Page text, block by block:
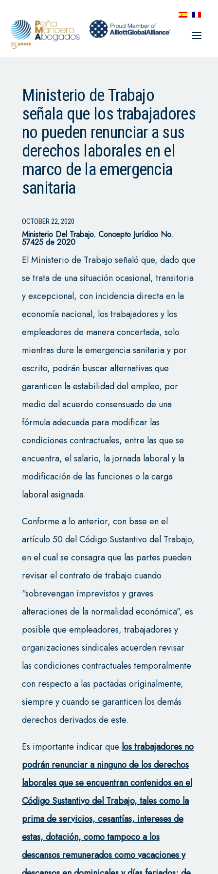
Ministerio de Trabajo
señala que los trabajadores
no pueden renunciar a sus
derechos laborales en el
marco de la emergencia
sanitaria
OCTOBER 22, 2020
Ministerio Del Trabajo. Concepto Jurídico No.
57425 de 2020
El Ministerio de Trabajo señaló que, dado que
se trata de una situación ocasional, transitoria
y excepcional, con incidencia directa en la
economía nacional, los trabajadores y los
empleadores de manera concertada, solo
mientras dure la emergencia sanitaria y por
escrito, podrán buscar alternativas que
garanticen la estabilidad del empleo, por
medio del acuerdo consensuado de una
fórmula adecuada para modificar las
condiciones contractuales, entre las que se
encuentra, el salario, la jornada laboral y la
modificación de las funciones o la carga
laboral asignada.
Conforme a lo anterior, con base en el
artículo 50 del Código Sustantivo del Trabajo,
en el cual se consagra que las partes pueden
revisar el contrato de trabajo cuando
“sobrevengan imprevistos y graves
alteraciones de la normalidad económica”, es
posible que empleadores, trabajadores y
organizaciones sindicales acuerden revisar
las condiciones contractuales temporalmente
con respecto a las pactadas originalmente,
siempre y cuando se garanticen los demás
derechos derivados de este.
Es importante indicar quelos trabajadores no
podrán renunciar a ninguno de los derechos
laborales que se encuentran contenidos en el
Código Sustantivo del Trabajo, tales como la
prima de servicios, cesantías, intereses de
estas, dotación, como tampoco a los
descansos remunerados como vacaciones y